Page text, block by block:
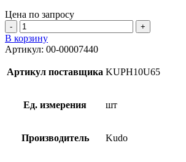
Цена по запросу
Количество
товара
Пена
KUDO
HOME
мл
В корзину
Артикул: 00-00007440
Артикул поставщика KUPH10U65
Ед. измерения шт
Производитель Kudo